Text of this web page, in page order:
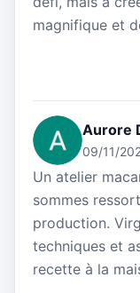
magnifique et
Aurore
09/11/
Un atelier
sommes
production.
techniques et
recette à la